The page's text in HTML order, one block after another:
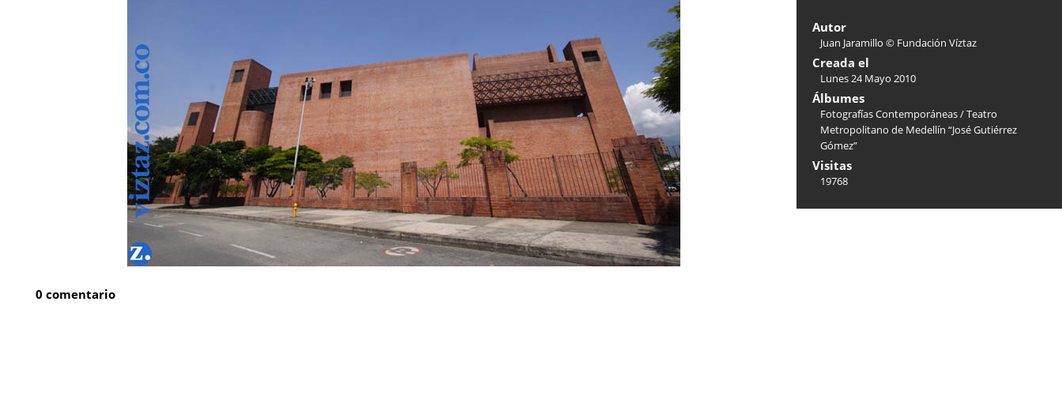
Autor
Juan Jaramillo © Fundación Víztaz
Creada el
Lunes 24 Mayo 2010
Álbumes
Fotografías Contemporáneas/Teatro
Metropolitano de Medellín “José Gutiérrez
Gómez”
Visitas
19768
0 comentario